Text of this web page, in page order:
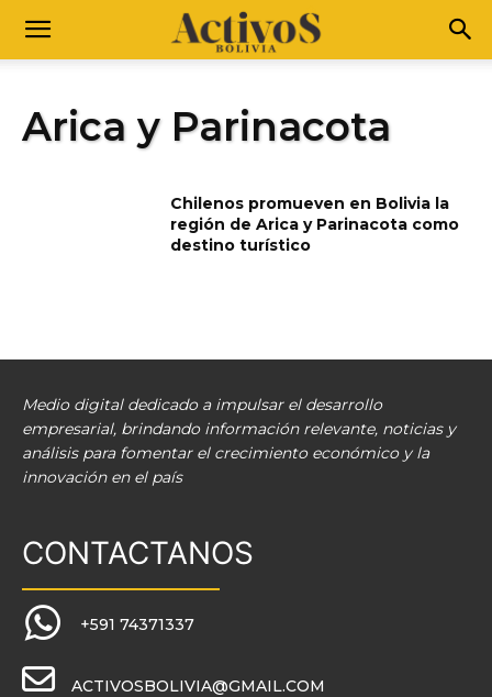
Arica y Parinacota
Chilenos promueven en Bolivia la
región de Arica y Parinacota como
destino turístico
Medio digital dedicado a impulsar el desarrollo
empresarial, brindando información relevante, noticias y
análisis para fomentar el crecimiento económico y la
innovación en el país
CONTACTANOS
+591 74371337
ACTIVOSBOLIVIA@GMAIL.COM